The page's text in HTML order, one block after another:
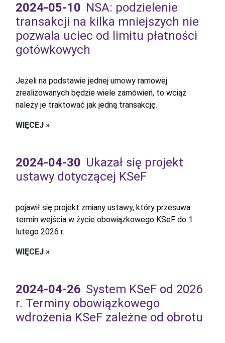
2024-05-10 NSA: podzielenie
transakcji na kilka mniejszych nie
pozwala uciec od limitu płatności
gotówkowych
Jeżeli na podstawie jednej umowy ramowej
zrealizowanych będzie wiele zamówień, to wciąż
należy je traktować jak jedną transakcję.
WIĘCEJ »
2024-04-30 Ukazał się projekt
ustawy dotyczącej KSeF
pojawił się projekt zmiany ustawy, który przesuwa
termin wejścia w życie obowiązkowego KSeF do 1
lutego 2026 r.
WIĘCEJ »
2024-04-26 System KSeF od 2026
r. Terminy obowiązkowego
wdrożenia KSeF zależne od obrotu